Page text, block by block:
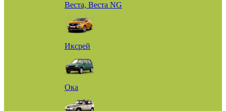
Веста, Веста NG
Иксрей
Ока